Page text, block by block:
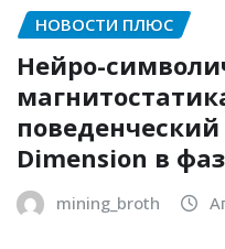
НОВОСТИ ПЛЮС
Нейро-
Dimension в
mining_broth